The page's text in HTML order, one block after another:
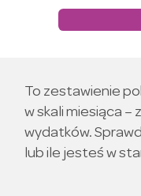
To zestawienie
w skali miesiąca –
wydatków.
lub ile jesteś w